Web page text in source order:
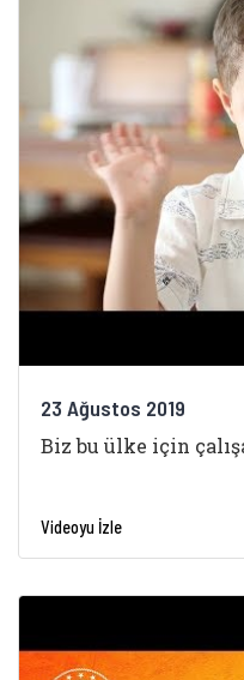
23 Ağustos 2019
Biz bu ülke için
Videoyu İzle